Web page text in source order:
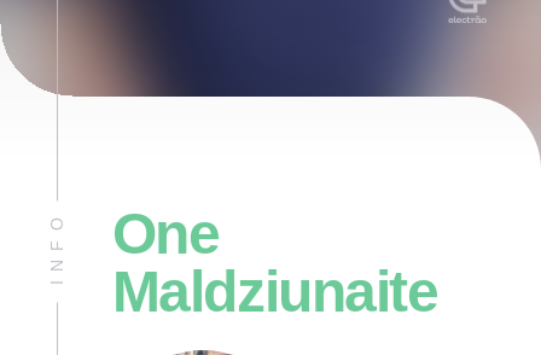
INFO
One
Maldziunaite